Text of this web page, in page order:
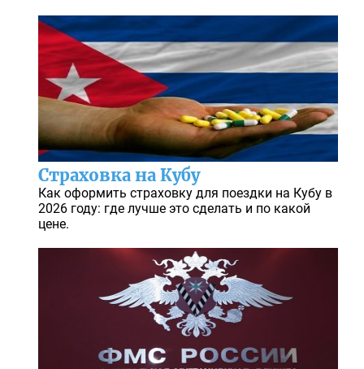
Страховка на Кубу
Как оформить страховку для поездки на Кубу в
2026 году: где лучше это сделать и по какой
цене.